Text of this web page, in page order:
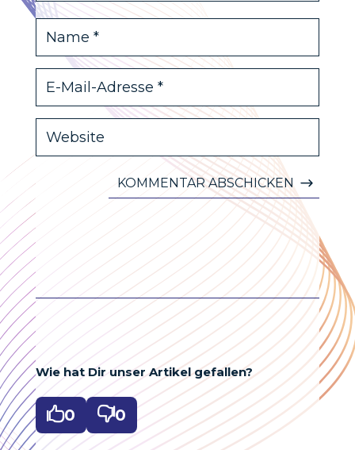
KOMMENTAR ABSCHICKEN
Wie hat Dir unser Artikel gefallen?
0 0